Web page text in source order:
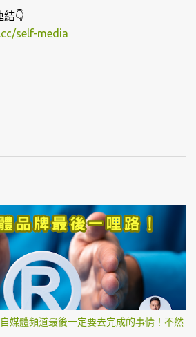
結👇
self-media
媒體頻道最後一定要去完成的事情！不然